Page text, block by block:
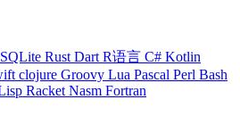
SQLite Rust Dart R语言 C# Kotlin
clojure Groovy Lua Pascal Perl Bash
Racket Nasm Fortran